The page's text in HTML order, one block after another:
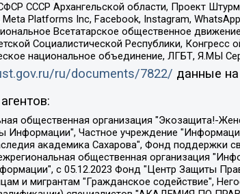
СССР Архангельской области, Проект
Platforms Inc, Facebook, Instagram,
Всетатарское общественное
Социалистической Республики,
национальное объединение, ЛГБТ, Я.МЫ
ru/documents/7822/ данные на
региональный орган общественной самодеятельности "Уральская правозащитная группа", Фонд содействия защите здоровья и социальной справедливости имени Андрея Рылькова, Автономная Некоммерческая Организация "Аналитический Центр Юрия Левады", Автономная некоммерческая организация социальной поддержки населения "Проект Апрель", Региональная общественная организация помощи женщинам и детям, находящимся в кризисной ситуации "Информационно-методический центр "Анна", Фонд содействия развитию массовых коммуникаций и правовому просвещению "Так-так-Так", Фонд содействия устойчивому развитию "Серебряная тайга", Свердловский региональный общественный фонд социальных проектов "Новое время", "Idel.Реалии", Кавказ.Реалии, Крым.Реалии, Телеканал Настоящее Время, Татаро-башкирская служба Радио Свобода (Azatliq Radiosi), Радио Свободная Европа/Радио Свобода (PCE/PC), "Сибирь.Реалии", "Фактограф", Благотворительный фонд помощи осужденным и их семьям, Автономная некоммерческая организация "Институт глобализации и социальных движений", Фонд "В защиту прав заключенных", Частное учреждение "Центр поддержки и содействия развитию средств массовой информации", Пензенский региональный общественный благотворительный фонд "Гражданский союз", "Север.Реалии", Некоммерческая организация Фонд "Правовая инициатива", Общество с ограниченной ответственностью "Радио Свободная Европа/Радио Свобода", Чешское информационное агентство "MEDIUM-ORIENT", Красноярская региональная общественная организация "Мы против СПИДа", Камалягин Денис Николаевич, Маркелов Сергей Евгеньевич, Пономарев Лев Александрович, Савицкая Людмила Алексеевна, Автономная некоммерческая организация "Центр по работе с проблемой насилия "НАСИЛИЮ.НЕТ", Межрегиональный профессиональный союз работников здравоохранения "Альянс врачей", Юридическое лицо, зарегистрированное в Латвийской Республике, SIA "Medusa Project" (регистрационный номер 40103797863, дата регистрации 10.06.2014), Некоммерческая организация "Фонд по борьбе с коррупцией", Автономная некоммерческая организация "Институт права и публичной политики", Баданин Роман Сергеевич, Гликин Максим Александрович, Железнова Мария Михайловна, Лукьянова Юлия Сергеевна, Маетная Елизавета Витальевна, Маняхин Петр Борисович, Чуракова Ольга Владимировна, Ярош Юлия Петровна, Юридическое лицо "The Insider SIA", зарегистрированное в Риге, Латвийская Республика (дата регистрации 26.06.2015), являющееся администратором доменного имени интернет-издания "The Insider SIA", https://theins.ru, Постернак Алексей Евгеньевич, Рубин Михаил Аркадьевич, Анин Роман Александрович, Юридическое лицо Istories fonds, зарегистрированное в Латвийской Республике (регистрационный номер 50008295751, дата регистрации 24.02.2020), Великовский Дмитрий Александрович, Долинина Ирина Николаевна, Мароховская Алеся Алексеевна, Шлейнов Роман